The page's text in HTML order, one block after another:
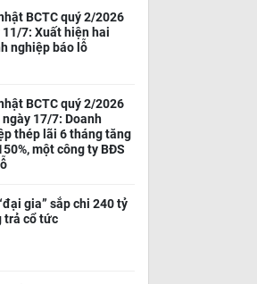
BCTC quý 2/2026
11/7: Xuất hiện hai
nghiệp báo lỗ
BCTC quý 2/2026
ngày 17/7: Doanh
thép lãi 6 tháng tăng
một công ty BĐS
gia” sắp chi 240 tỷ
trả cổ tức